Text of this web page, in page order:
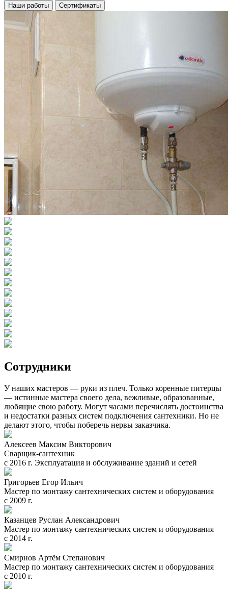
Наши работы Сертификаты
Сотрудники
У наших мастеров — руки из плеч. Только коренные питерцы
— истинные мастера своего дела, вежливые, образованные,
любящие свою работу. Могут часами перечислять достоинства
и недостатки разных систем подключения сантехники. Но не
делают этого, чтобы поберечь нервы заказчика.
Алексеев Максим Викторович
Сварщик-сантехник
с 2016 г. Эксплуатация и обслуживание зданий и сетей
Григорьев Егор Ильич
Мастер по монтажу сантехнических систем и оборудования
с 2009 г.
Казанцев Руслан Александрович
Мастер по монтажу сантехнических систем и оборудования
с 2014 г.
Смирнов Артём Степанович
Мастер по монтажу сантехнических систем и оборудования
с 2010 г.